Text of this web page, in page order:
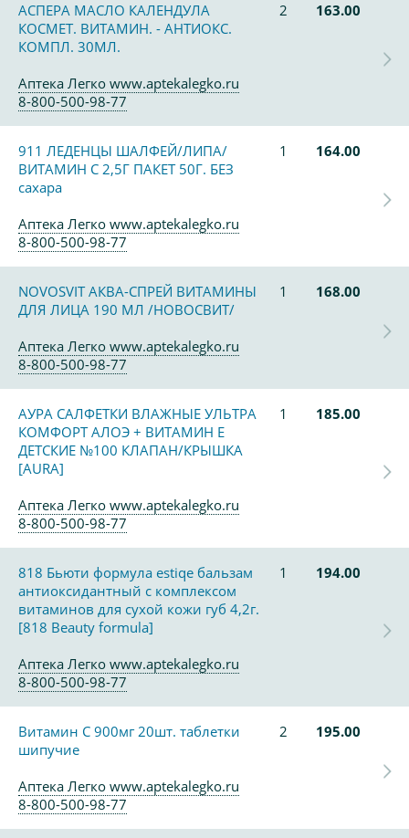
АСПЕРА МАСЛО КАЛЕНДУЛА
КОСМЕТ. ВИТАМИН. - АНТИОКС.
КОМПЛ. 30МЛ.
2 163.00
Аптека Легко www.aptekalegko.ru
8-800-500-98-77
911 ЛЕДЕНЦЫ ШАЛФЕЙ/ЛИПА/
ВИТАМИН С 2,5Г ПАКЕТ 50Г. БЕЗ
сахара
1 164.00
Аптека Легко www.aptekalegko.ru
8-800-500-98-77
NOVOSVIT АКВА-СПРЕЙ ВИТАМИНЫ
ДЛЯ ЛИЦА 190 МЛ /НОВОСВИТ/
1 168.00
Аптека Легко www.aptekalegko.ru
8-800-500-98-77
АУРА САЛФЕТКИ ВЛАЖНЫЕ УЛЬТРА
КОМФОРТ АЛОЭ + ВИТАМИН Е
ДЕТСКИЕ №100 КЛАПАН/КРЫШКА
[AURA]
1 185.00
Аптека Легко www.aptekalegko.ru
8-800-500-98-77
818 Бьюти формула estiqe бальзам
антиоксидантный с комплексом
витаминов для сухой кожи губ 4,2г.
[818 Beauty formula]
1 194.00
Аптека Легко www.aptekalegko.ru
8-800-500-98-77
Витамин С 900мг 20шт. таблетки
шипучие
2 195.00
Аптека Легко www.aptekalegko.ru
8-800-500-98-77